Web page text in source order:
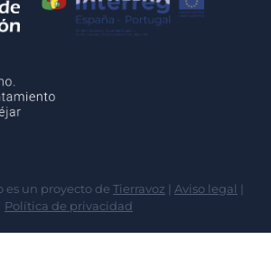
es un proyecto de Tierravoz | Aviso legal |
Política de privacidad